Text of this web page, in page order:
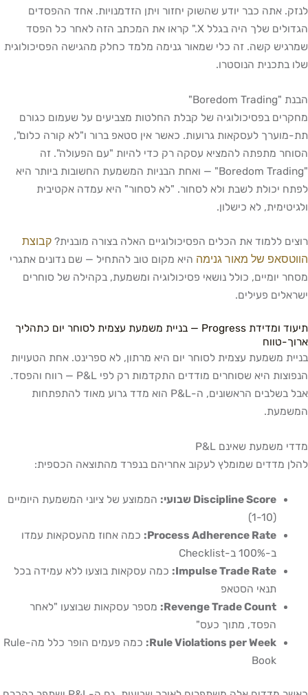
לנזק. אתה כבר יודע שהשוק יחזור ויתן הזדמנויות. אחד ההפסדים
הגדולים שלך היה בגלל X." קראו את המכתב הזה לאחר כל הפסד
שמרגיש קשה. זה כלי שמאור גנימה מלמד כחלק מהגישה הפסיכולוגית
שלו בתכנית הנוסטרו.
הבנת "Boredom Trading"
מחקרים בפסיכולוגיה של קבלת החלטות מצביעים על שעמום כגורם
תת-מוערך לעסקאות גרועות. כאשר אין סטאפ ברור ו"לא קורה כלום",
הסוחר מתפתה להמציא עסקה רק כדי להיות "עם הפעולה". זה
"Boredom Trading" — ואחת הבניות המשמעת החשובות ביותר היא
לפתח יכולת לשבת ולא לסחור. "לא לסחור" היא עמדה אקטיבית
ולגיטימית, לא כישלון.
רוצים ללמוד את הכלים הפסיכולוגיים האלה בצורה מובנית? קבוצת
הווטסאפ של מאור גנימה היא מקום טוב להתחיל — שם נדונים אתגרי
מסחר יומיים, כולל נושאי פסיכולוגיה ומשמעת, בקהילה של סוחרים
ישראלים פעילים.
תיעוד ומדידת Progress — בניית משמעת עצמית לסוחר יום כתהליך
ארוך-טווח
בניית משמעת עצמית לסוחר יום היא מרתון, לא ספרינט. אחת הטעויות
הנפוצות היא שסוחרים מודדים התקדמות רק לפי P&L — רווח והפסד.
אבל בשלבים הראשונים, ה-P&L הוא מדד גרוע מאוד להתפתחות
המשמעת.
מדדי משמעת שאינם P&L
להלן מדדים שמומלץ לעקוב אחריהם בנפרד מהתוצאה הכספית:
Discipline Score שבועי:
הממוצע של ציוני המשמעת היומיים
(1-10)
Process Adherence Rate:
כמה אחוז מהעסקאות עמדו
ב-100% ב-Checklist
Impulse Trade Rate:
כמה עסקאות בוצעו ללא עמידה בכל
תנאי הסטאפ
Revenge Trade Count:
מספר עסקאות שבוצעו "לאחר
הפסד, מתוך כעס"
Rule Violations per Week:
כמה פעמים הופר כלל מה-Rule
Book